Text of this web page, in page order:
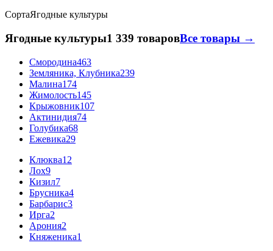
СортаЯгодные культуры
Ягодные культуры1 339 товаровВсе товары →
Смородина463
Земляника, Клубника239
Малина174
Жимолость145
Крыжовник107
Актинидия74
Голубика68
Ежевика29
Клюква12
Лох9
Кизил7
Брусника4
Барбарис3
Ирга2
Арония2
Княженика1